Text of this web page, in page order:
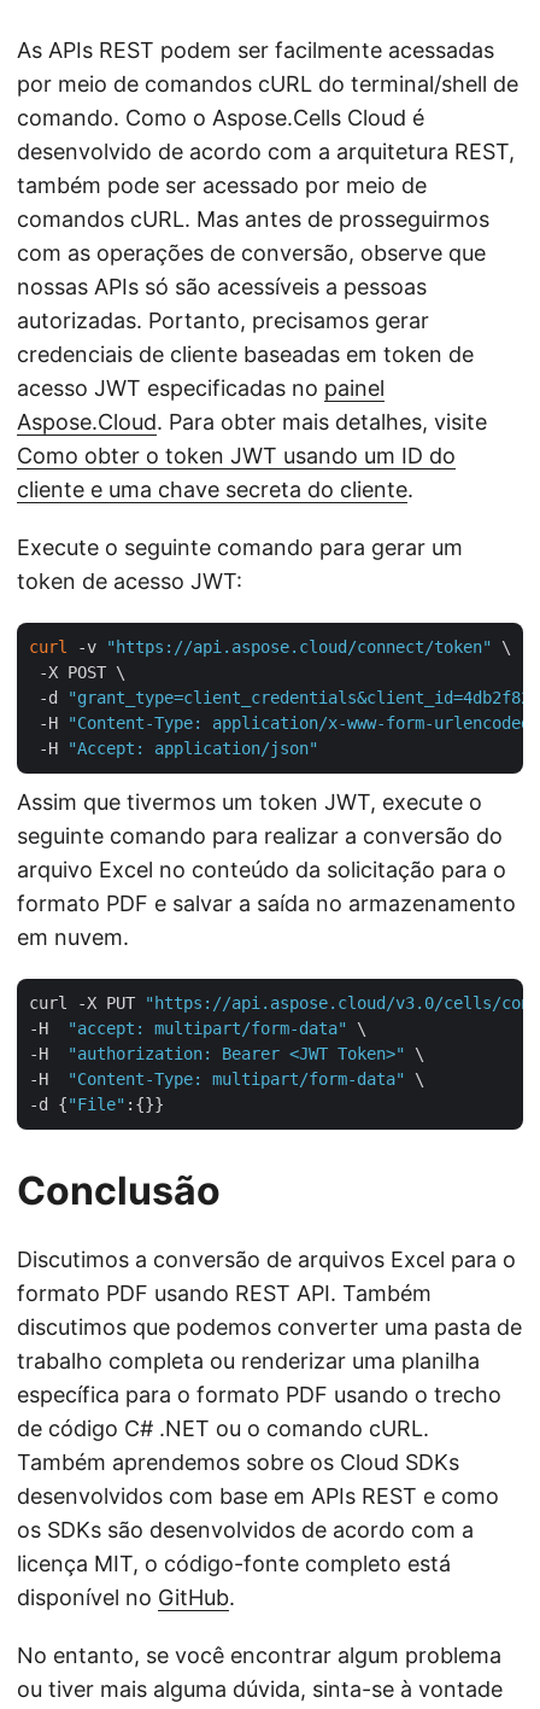
As APIs REST podem ser facilmente acessadas
por meio de comandos cURL do terminal/shell de
comando. Como o Aspose.Cells Cloud é
desenvolvido de acordo com a arquitetura REST,
também pode ser acessado por meio de
comandos cURL. Mas antes de prosseguirmos
com as operações de conversão, observe que
nossas APIs só são acessíveis a pessoas
autorizadas. Portanto, precisamos gerar
credenciais de cliente baseadas em token de
acesso JWT especificadas no painel
Aspose.Cloud. Para obter mais detalhes, visite
Como obter o token JWT usando um ID do
cliente e uma chave secreta do cliente.
Execute o seguinte comando para gerar um
token de acesso JWT:
curl -v "https://api.aspose.cloud/connect/token"
\
-X POST \
-d
"grant_type=client_credentials&client_id=4db2f826-
-H
"Content-Type: application/x-www-form-urlencoded"
-H
"Accept: application/json"
Assim que tivermos um token JWT, execute o
seguinte comando para realizar a conversão do
arquivo Excel no conteúdo da solicitação para o
formato PDF e salvar a saída no armazenamento
em nuvem.
curl -X PUT
"https://api.aspose.cloud/v3.0/cells/
-H
"accept: multipart/form-data"
\
-H
"authorization: Bearer <JWT Token>"
\
-H
"Content-Type: multipart/form-data"
\
-d {"File"
Conclusão
Discutimos a conversão de arquivos Excel para o
formato PDF usando REST API. Também
discutimos que podemos converter uma pasta de
trabalho completa ou renderizar uma planilha
específica para o formato PDF usando o trecho
de código C# .NET ou o comando cURL.
Também aprendemos sobre os Cloud SDKs
desenvolvidos com base em APIs REST e como
os SDKs são desenvolvidos de acordo com a
licença MIT, o código-fonte completo está
disponível no GitHub.
No entanto, se você encontrar algum problema
ou tiver mais alguma dúvida, sinta-se à vontade